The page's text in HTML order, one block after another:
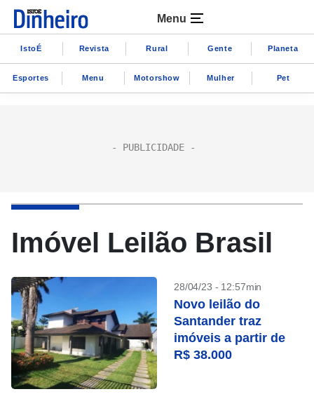
Menu
IstoÉ Revista Rural Gente Planeta
Esportes Menu Motorshow Mulher Pet
Imóvel Leilão Brasil
28/04/23 - 12:57min
Novo leilão do
Santander traz
imóveis a partir de
R$ 38.000